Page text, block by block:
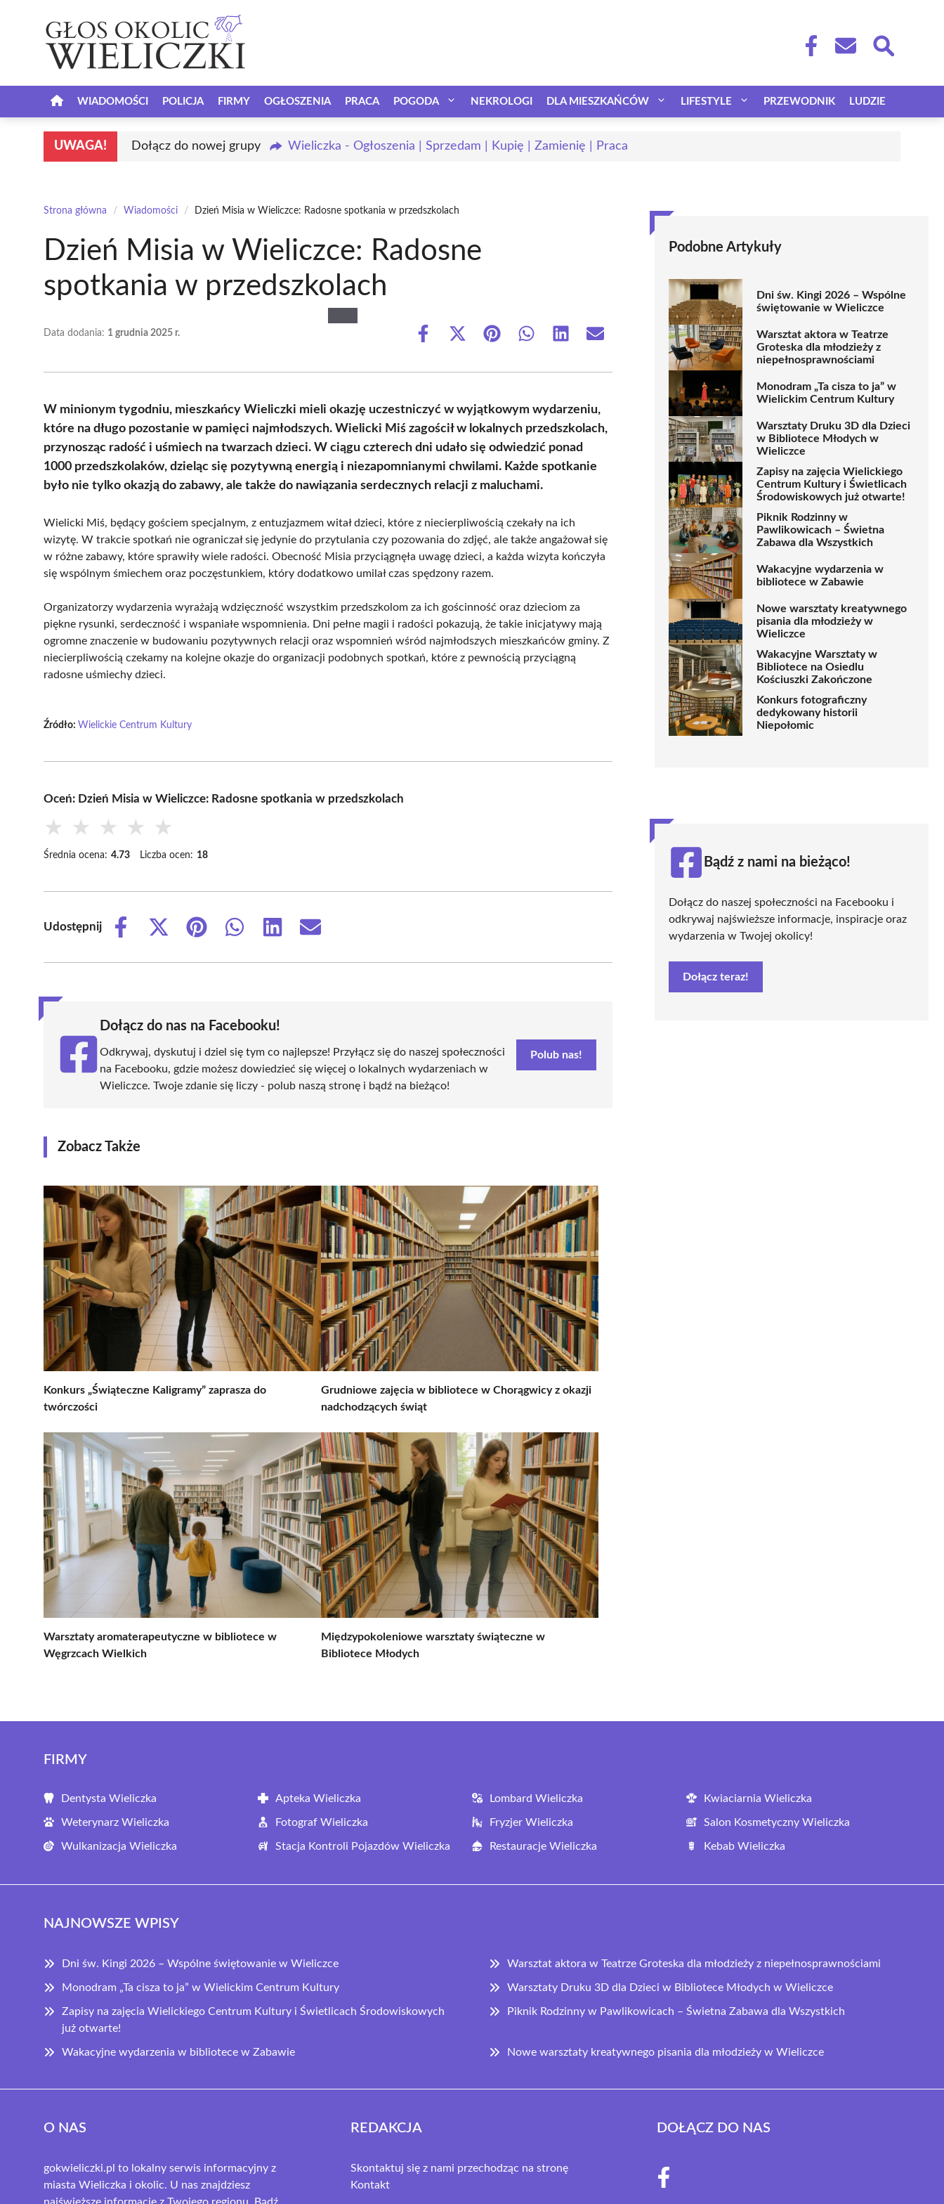
WIADOMOŚCI POLICJA FIRMY OGŁOSZENIA PRACA POGODA NEKROLOGI DLA MIESZKAŃCÓW LIFESTYLE PRZEWODNIK LUDZIE
UWAGA! Dołącz do nowej grupy Wieliczka - Ogłoszenia | Sprzedam | Kupię | Zamienię | Praca
Strona główna / Wiadomości / Dzień Misia w Wieliczce: Radosne spotkania w przedszkolach
Dzień Misia w Wieliczce: Radosne
spotkania w przedszkolach
Data dodania: 1 grudnia 2025 r.
Share
Share
(Twitter)
Share Share Share Share
W minionym tygodniu, mieszkańcy Wieliczki mieli okazję uczestniczyć w wyjątkowym wydarzeniu,
które na długo pozostanie w pamięci najmłodszych. Wielicki Miś zagościł w lokalnych przedszkolach,
przynosząc radość i uśmiech na twarzach dzieci. W ciągu czterech dni udało się odwiedzić ponad
1000 przedszkolaków, dzieląc się pozytywną energią i niezapomnianymi chwilami. Każde spotkanie
było nie tylko okazją do zabawy, ale także do nawiązania serdecznych relacji z maluchami.
Wielicki Miś, będący gościem specjalnym, z entuzjazmem witał dzieci, które z niecierpliwością czekały na ich
wizytę. W trakcie spotkań nie ograniczał się jedynie do przytulania czy pozowania do zdjęć, ale także angażował się
w różne zabawy, które sprawiły wiele radości. Obecność Misia przyciągnęła uwagę dzieci, a każda wizyta kończyła
się wspólnym śmiechem oraz poczęstunkiem, który dodatkowo umilał czas spędzony razem.
Organizatorzy wydarzenia wyrażają wdzięczność wszystkim przedszkolom za ich gościnność oraz dzieciom za
piękne rysunki, serdeczność i wspaniałe wspomnienia. Dni pełne magii i radości pokazują, że takie inicjatywy mają
ogromne znaczenie w budowaniu pozytywnych relacji oraz wspomnień wśród najmłodszych mieszkańców gminy. Z
niecierpliwością czekamy na kolejne okazje do organizacji podobnych spotkań, które z pewnością przyciągną
radosne uśmiechy dzieci.
Źródło: Wielickie Centrum Kultury
Oceń: Dzień Misia w Wieliczce: Radosne spotkania w przedszkolach
★ ★ ★ ★ ★
Średnia ocena: 4.73 Liczba ocen: 18
Udostępnij
Share
Share
(Twitter)
Share
Share
Share
Share
Dołącz do nas na Facebooku!
Odkrywaj, dyskutuj i dziel się tym co najlepsze! Przyłącz się do naszej społeczności
na Facebooku, gdzie możesz dowiedzieć się więcej o lokalnych wydarzeniach w
Wieliczce. Twoje zdanie się liczy - polub naszą stronę i bądź na bieżąco!
Polub nas!
Zobacz Także
Konkurs „Świąteczne Kaligramy” zaprasza do
twórczości
Grudniowe zajęcia w bibliotece w Chorągwicy z okazji
nadchodzących świąt
Warsztaty aromaterapeutyczne w bibliotece w
Węgrzcach Wielkich
Międzypokoleniowe warsztaty świąteczne w
Bibliotece Młodych
Podobne Artykuły
Dni św. Kingi 2026 – Wspólne
świętowanie w Wieliczce
Warsztat aktora w Teatrze
Groteska dla młodzieży z
niepełnosprawnościami
Monodram „Ta cisza to ja” w
Wielickim Centrum Kultury
Warsztaty Druku 3D dla Dzieci
w Bibliotece Młodych w
Wieliczce
Zapisy na zajęcia Wielickiego
Centrum Kultury i Świetlicach
Środowiskowych już otwarte!
Piknik Rodzinny w
Pawlikowicach – Świetna
Zabawa dla Wszystkich
Wakacyjne wydarzenia w
bibliotece w Zabawie
Nowe warsztaty kreatywnego
pisania dla młodzieży w
Wieliczce
Wakacyjne Warsztaty w
Bibliotece na Osiedlu
Kościuszki Zakończone
Konkurs fotograficzny
dedykowany historii
Niepołomic
Bądź z nami na bieżąco!
Dołącz do naszej społeczności na Facebooku i
odkrywaj najświeższe informacje, inspiracje oraz
wydarzenia w Twojej okolicy!
Dołącz teraz!
FIRMY
Dentysta Wieliczka Apteka Wieliczka Lombard Wieliczka Kwiaciarnia Wieliczka
Weterynarz Wieliczka Fotograf Wieliczka Fryzjer Wieliczka Salon Kosmetyczny Wieliczka
Wulkanizacja Wieliczka Stacja Kontroli Pojazdów Wieliczka Restauracje Wieliczka Kebab Wieliczka
NAJNOWSZE WPISY
Dni św. Kingi 2026 – Wspólne świętowanie w Wieliczce Warsztat aktora w Teatrze Groteska dla młodzieży z niepełnosprawnościami
Monodram „Ta cisza to ja” w Wielickim Centrum Kultury Warsztaty Druku 3D dla Dzieci w Bibliotece Młodych w Wieliczce
Zapisy na zajęcia Wielickiego Centrum Kultury i Świetlicach Środowiskowych
już otwarte!
Piknik Rodzinny w Pawlikowicach – Świetna Zabawa dla Wszystkich
Wakacyjne wydarzenia w bibliotece w Zabawie Nowe warsztaty kreatywnego pisania dla młodzieży w Wieliczce
O NAS
gokwieliczki.pl to lokalny serwis informacyjny z
miasta Wieliczka i okolic. U nas znajdziesz
REDAKCJA
Skontaktuj się z nami przechodząc na stronę
Kontakt
DOŁĄCZ DO NAS